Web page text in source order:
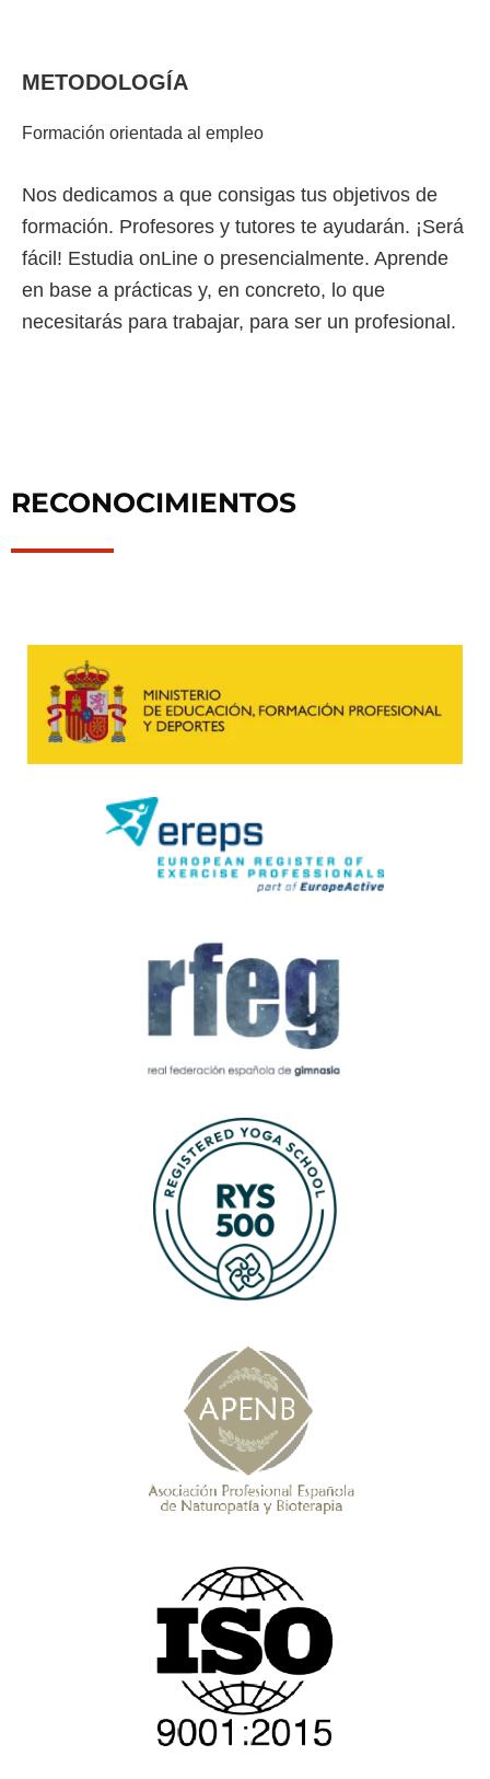
METODOLOGÍA
Formación orientada al empleo
Nos dedicamos a que consigas tus objetivos de
formación. Profesores y tutores te ayudarán. ¡Será
fácil! Estudia onLine o presencialmente. Aprende
en base a prácticas y, en concreto, lo que
necesitarás para trabajar, para ser un profesional.
RECONOCIMIENTOS